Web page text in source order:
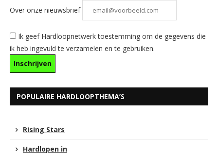
Over onze nieuwsbrief
Ik geef Hardloopnetwerk toestemming om de gegevens die
ik heb ingevuld te verzamelen en te gebruiken.
POPULAIRE HARDLOOPTHEMA’S
Rising Stars
Hardlopen in